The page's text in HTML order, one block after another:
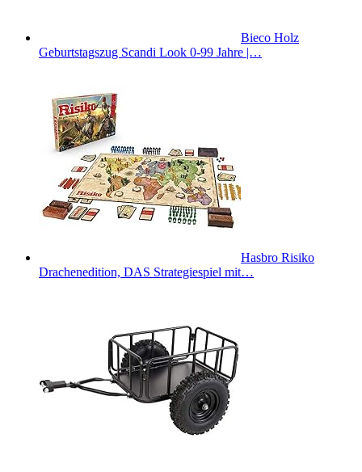
Bieco Holz
Geburtstagszug Scandi Look 0-99 Jahre |…
Hasbro Risiko
Drachenedition, DAS Strategiespiel mit…